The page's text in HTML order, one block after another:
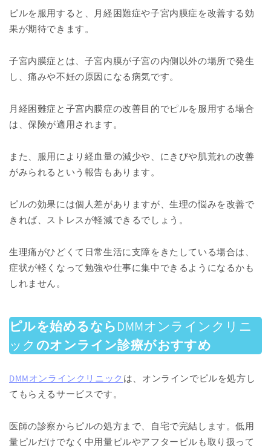
ピルを服用すると、月経困難症や子宮内膜症を改善する効
果が期待できます。
子宮内膜症とは、子宮内膜が子宮の内側以外の場所で発生
し、痛みや不妊の原因になる病気です。
月経困難症と子宮内膜症の改善目的でピルを服用する場合
は、保険が適用されます。
また、服用により経血量の減少や、にきびや肌荒れの改善
がみられるという報告もあります。
ピルの効果には個人差がありますが、生理の悩みを改善で
きれば、ストレスが軽減できるでしょう。
生理痛がひどくて日常生活に支障をきたしている場合は、
症状が軽くなって勉強や仕事に集中できるようになるかも
しれません。
ピルを始めるならDMMオンラインクリニ
ック のオンライン診療がおすすめ
DMMオンラインクリニック は、オンラインでピルを処方し
てもらえるサービスです。
医師の診察からピルの処方まで、自宅で完結します。低用
量ピルだけでなく中用量ピルやアフターピルも取り扱って